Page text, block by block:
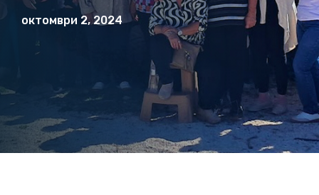
октомври 2, 2024